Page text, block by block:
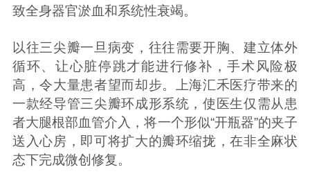
致全身器官淤血和系统性衰竭。
以往三尖瓣一旦病变，往往需要开胸、建立体外
循环、让心脏停跳才能进行修补，手术风险极
高，令大量患者望而却步。上海汇禾医疗带来的
一款经导管三尖瓣环成形系统，使医生仅需从患
者大腿根部血管介入，将一个形似“开瓶器”的夹子
送入心房，即可将扩大的瓣环缩拢，在非全麻状
态下完成微创修复。